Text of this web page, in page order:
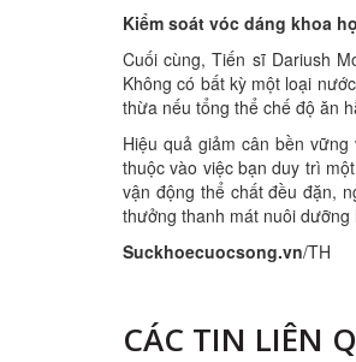
Kiểm soát vóc dáng khoa
Cuối cùng, Tiến sĩ Dariush
Không có bất kỳ một loại
thừa nếu tổng thể chế độ ăn
Hiệu quả giảm cân bền
thuộc vào việc bạn duy trì
vận động thể chất đều đặn,
thưởng thanh mát nuôi
Suckhoecuocsong.vn/TH
CÁC TIN LIÊN